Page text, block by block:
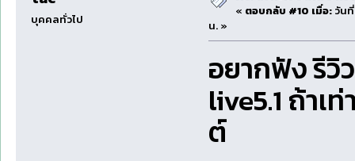
บุคคลทั่วไป
« ตอบกลับ #10 เมื่อ:วันที่
น. »
อยากฟัง รี
live5.1 ถ้าเ
ต์